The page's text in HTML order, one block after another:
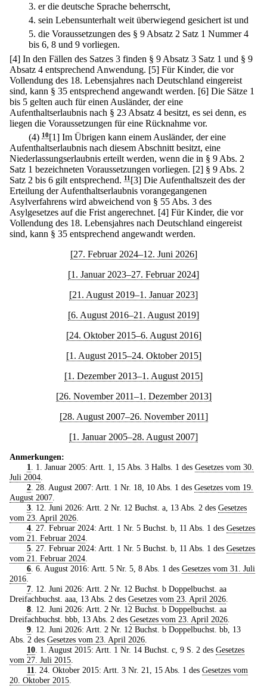
3. er die deutsche Sprache beherrscht,
4. sein Lebensunterhalt weit überwiegend gesichert ist und
5. die Voraussetzungen des § 9 Absatz 2 Satz 1 Nummer 4
bis 6, 8 und 9 vorliegen.
[4] In den Fällen des Satzes 3 finden § 9 Absatz 3 Satz 1 und § 9
Absatz 4 entsprechend Anwendung. [5] Für Kinder, die vor
Vollendung des 18. Lebensjahres nach Deutschland eingereist
sind, kann § 35 entsprechend angewandt werden. [6] Die Sätze 1
bis 5 gelten auch für einen Ausländer, der eine
Aufenthaltserlaubnis nach § 23 Absatz 4 besitzt, es sei denn, es
liegen die Voraussetzungen für eine Rücknahme vor.
(4) 10[1] Im Übrigen kann einem Ausländer, der eine
Aufenthaltserlaubnis nach diesem Abschnitt besitzt, eine
Niederlassungserlaubnis erteilt werden, wenn die in § 9 Abs. 2
Satz 1 bezeichneten Voraussetzungen vorliegen. [2] § 9 Abs. 2
Satz 2 bis 6 gilt entsprechend. 11 [3] Die Aufenthaltszeit des der
Erteilung der Aufenthaltserlaubnis vorangegangenen
Asylverfahrens wird abweichend von § 55 Abs. 3 des
Asylgesetzes auf die Frist angerechnet. [4] Für Kinder, die vor
Vollendung des 18. Lebensjahres nach Deutschland eingereist
sind, kann § 35 entsprechend angewandt werden.
[27. Februar 2024–12. Juni 2026]
[1. Januar 2023–27. Februar 2024]
[21. August 2019–1. Januar 2023]
[6. August 2016–21. August 2019]
[24. Oktober 2015–6. August 2016]
[1. August 2015–24. Oktober 2015]
[1. Dezember 2013–1. August 2015]
[26. November 2011–1. Dezember 2013]
[28. August 2007–26. November 2011]
[1. Januar 2005–28. August 2007]
Anmerkungen:
1
. 1. Januar 2005: Artt. 1, 15 Abs. 3 Halbs. 1 des Gesetzes vom 30.
Juli 2004
2. 28. August 2007: Artt. 1 Nr. 18, 10 Abs. 1 des Gesetzes vom 19.
August 2007
3. 12. Juni 2026: Artt. 2 Nr. 12 Buchst. a, 13 Abs. 2 des Gesetzes
vom 23. April 2026
4. 27. Februar 2024: Artt. 1 Nr. 5 Buchst. b, 11 Abs. 1 des Gesetzes
vom 21. Februar 2024
5. 27. Februar 2024: Artt. 1 Nr. 5 Buchst. b, 11 Abs. 1 des Gesetzes
vom 21. Februar 2024
6. 6. August 2016: Artt. 5 Nr. 5, 8 Abs. 1 des Gesetzes vom 31. Juli
2016
7. 12. Juni 2026: Artt. 2 Nr. 12 Buchst. b Doppelbuchst. aa
Dreifachbuchst. aaa, 13 Abs. 2 des Gesetzes vom 23. April 2026
8. 12. Juni 2026: Artt. 2 Nr. 12 Buchst. b Doppelbuchst. aa
Dreifachbuchst. bbb, 13 Abs. 2 des Gesetzes vom 23. April 2026
9. 12. Juni 2026: Artt. 2 Nr. 12 Buchst. b Doppelbuchst. bb, 13
Abs. 2 des Gesetzes vom 23. April 2026
10. 1. August 2015: Artt. 1 Nr. 14 Buchst. c, 9 S. 2 des Gesetzes
vom 27. Juli 2015
11
. 24. Oktober 2015: Artt. 3 Nr. 21, 15 Abs. 1 des Gesetzes vom
20. Oktober 2015